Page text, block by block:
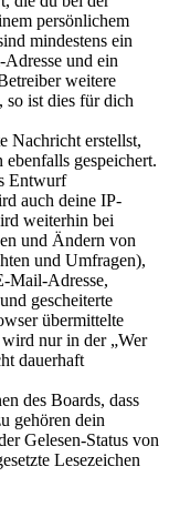
persönlichem
mindestens ein
und ein
weitere
so ist dies für dich
Nachricht erstellst,
gespeichert.
Entwurf
auch deine IP-
weiterhin bei
und Ändern von
und Umfragen),
Mail-Adresse,
gescheiterte
übermittelte
nur in der „Wer
dauerhaft
des Boards, dass
gehören dein
Gelesen-Status von
Lesezeichen